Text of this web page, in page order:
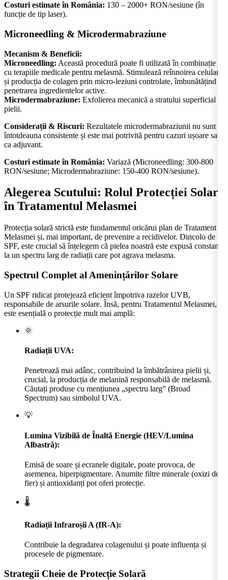
Costuri estimate în România: 130 – 2000+ RON/sesiune (în
funcție de tip laser).
Microneedling & Microdermabraziune
Mecanism & Beneficii:
Microneedling: Această procedură poate fi utilizată în combinație
cu terapiile medicale pentru melasmă. Stimulează reînnoirea celulară
și producția de colagen prin micro-leziuni controlate, îmbunătățind
penetrarea ingredientelor active.
Microdermabraziune: Exfolierea mecanică a stratului superficial al
pielii.
Considerații & Riscuri: Rezultatele microdermabraziunii nu sunt
întotdeauna consistente și este mai potrivită pentru cazuri ușoare sau
ca adjuvant.
Costuri estimate în România: Variază (Microneedling: 300-800
RON/sesiune; Microdermabraziune: 150-400 RON/sesiune).
Alegerea Scutului: Rolul Protecției Solare
în Tratamentul Melasmei
Protecția solară strictă este fundamentul oricărui plan de Tratament al
Melasmei și, mai important, de prevenire a recidivelor. Dincolo de
SPF, este crucial să înțelegem că pielea noastră este expusă constant
la un spectru larg de radiații care pot agrava melasma.
Spectrul Complet al Amenințărilor Solare
Un SPF ridicat protejează eficient împotriva razelor UVB,
responsabile de arsurile solare. Însă, pentru Tratamentul Melasmei,
este esențială o protecție mult mai amplă:
🌞
Radiații UVA:
Penetrează mai adânc, contribuind la îmbătrânirea pielii și,
crucial, la producția de melanină responsabilă de melasmă.
Căutați produse cu mențiunea „spectru larg” (Broad
Spectrum) sau simbolul UVA.
💡
Lumina Vizibilă de Înaltă Energie (HEV/Lumina
Albastră):
Emisă de soare și ecranele digitale, poate provoca, de
asemenea, hiperpigmentare. Anumite filtre minerale (oxizi de
fier) și antioxidanți pot oferi protecție.
🌡️
Radiații Infraroșii A (IR-A):
Contribuie la degradarea colagenului și poate influența și
procesele de pigmentare.
Strategii Cheie de Protecție Solară